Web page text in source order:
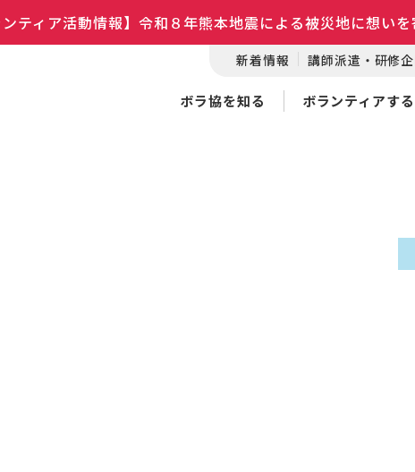
ンティア活動情報】令和８年熊本地震による被災地に想い
新着情報 講師派遣・研修
ボラ協を知る ボランティアす